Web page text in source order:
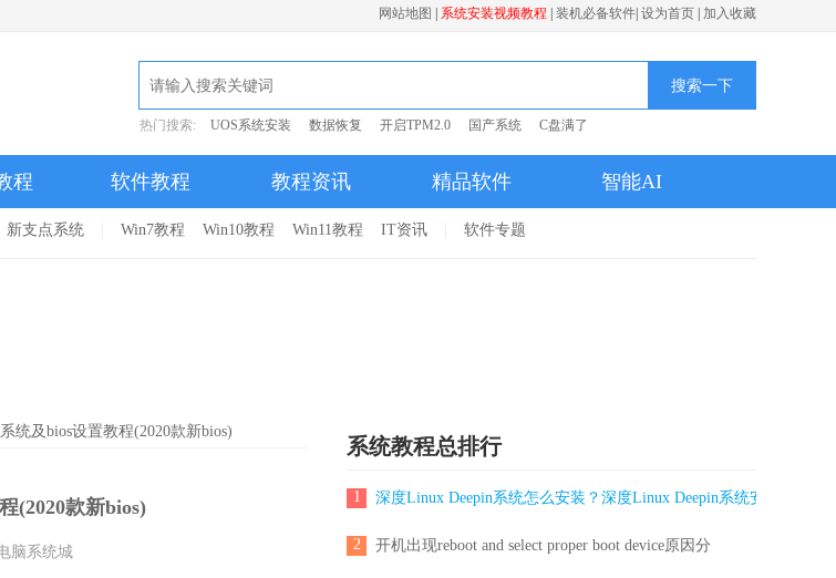
网站地图 系统安装视频教程 装机必备软件 设为首页 加入收藏
搜索一下
热门搜索: UOS系统安装 数据恢复 开启TPM2.0 国产系统 C盘满了
程 软件教程 教程资讯 精品软件 智能AI
新支点系统 Win7教程 Win10教程 Win11教程 IT资讯 软件专题
系统教程总排行
1 深度Linux Deepin系统怎么安装？深度Linux Deepin系统安
2 开机出现reboot and select proper boot device原因分
统及bios设置教程(2020款新bios)
(2020款新bios)
脑系统城